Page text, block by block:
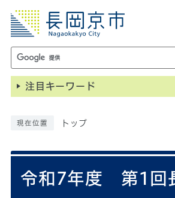
注目キーワード
現在位置 トップ
令和7年度 第1回